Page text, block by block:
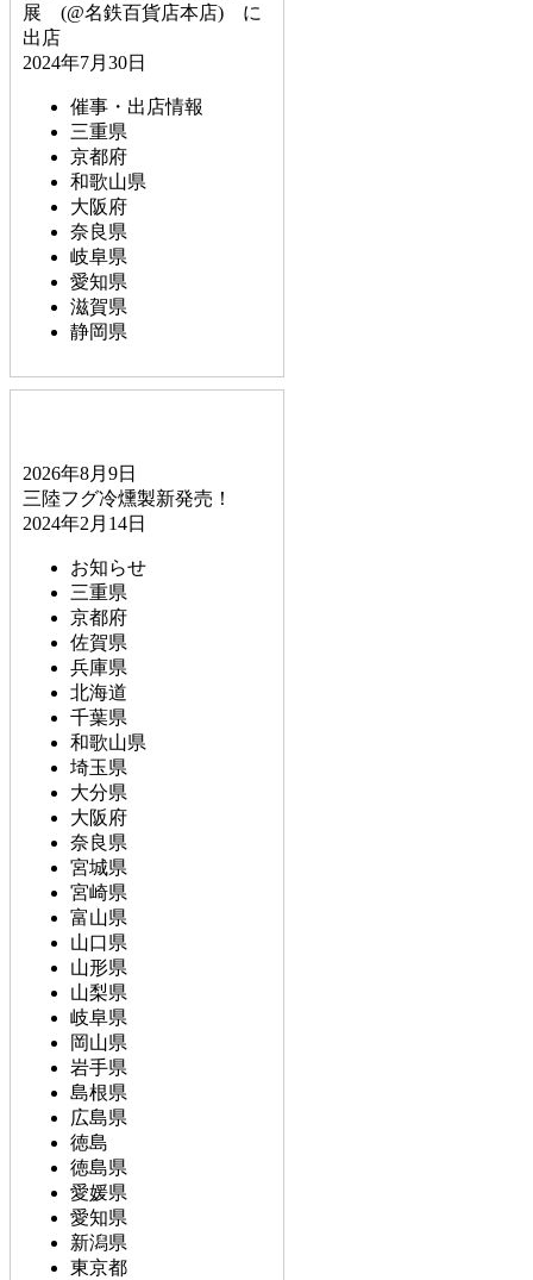
展 (@名鉄百貨店本店) に
出店
2024年7月30日
催事・出店情報
三重県
京都府
和歌山県
大阪府
奈良県
岐阜県
愛知県
滋賀県
静岡県
2026年8月9日
三陸フグ冷燻製新発売！
2024年2月14日
お知らせ
三重県
京都府
佐賀県
兵庫県
北海道
千葉県
和歌山県
埼玉県
大分県
大阪府
奈良県
宮城県
宮崎県
富山県
山口県
山形県
山梨県
岐阜県
岡山県
岩手県
島根県
広島県
徳島
徳島県
愛媛県
愛知県
新潟県
東京都